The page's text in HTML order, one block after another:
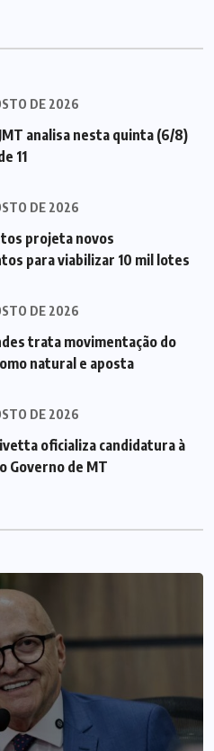
DE 2026
analisa nesta quinta (6/8)
11
DE 2026
projeta novos
para viabilizar 10 mil lotes
DE 2026
trata movimentação do
natural e aposta
DE 2026
oficializa candidatura à
Governo de MT